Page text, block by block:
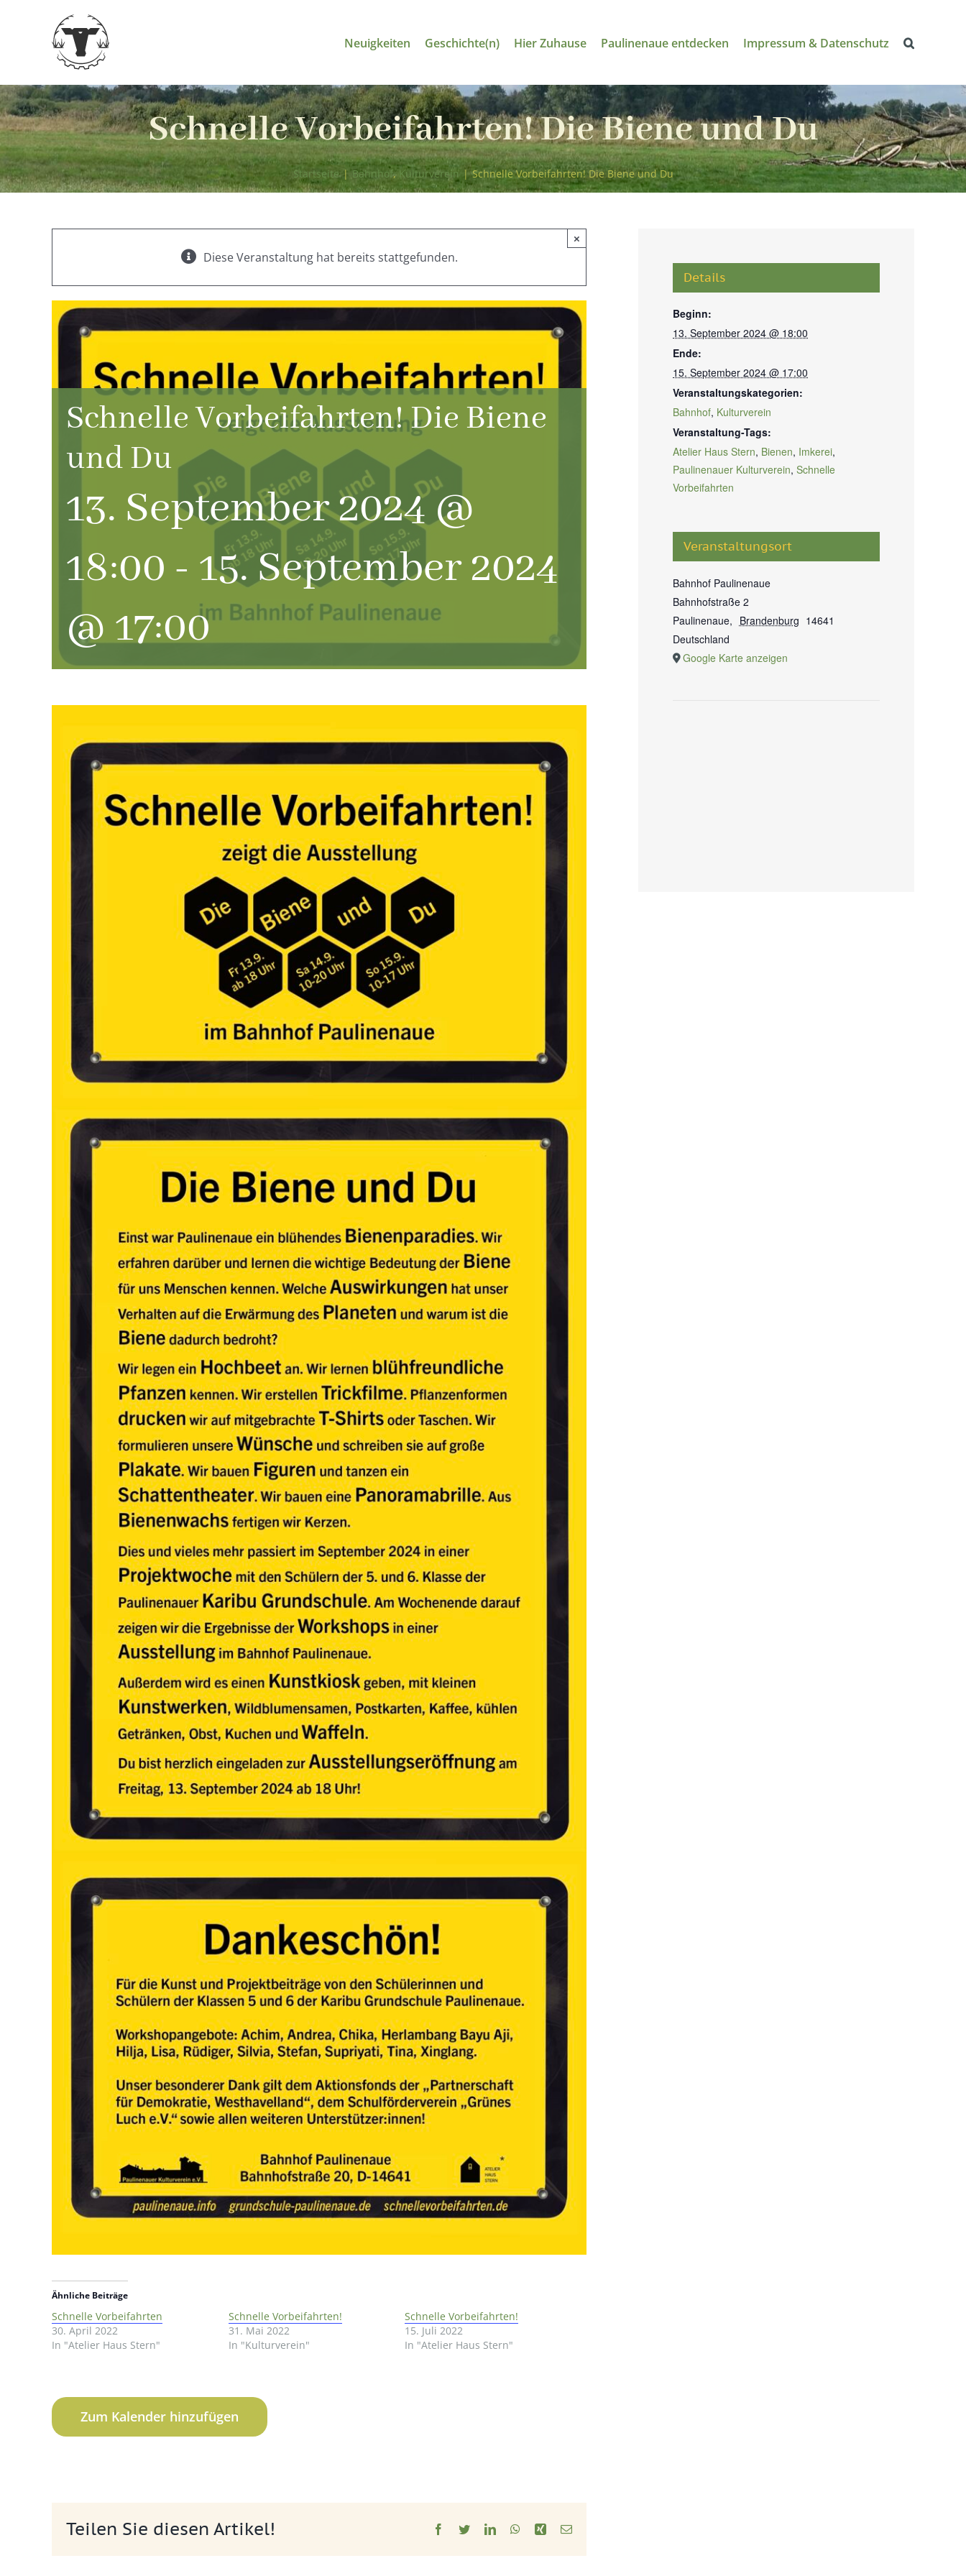
Neuigkeiten Geschichte(n) Hier Zuhause Paulinenaue entdecken Impressum & Datenschutz
Schnelle Vorbeifahrten! Die Biene und Du
Startseite | Bahnhof,Kulturverein | Schnelle Vorbeifahrten! Die Biene und Du
Diese Veranstaltung hat bereits stattgefunden.
×
Schnelle Vorbeifahrten! Die Biene
und Du
13. September 2024 @
18:00 - 15. September 2024
@ 17:00
Ähnliche Beiträge
Schnelle Vorbeifahrten
30. April 2022
In "Atelier Haus Stern"
Schnelle Vorbeifahrten!
31. Mai 2022
In "Kulturverein"
Schnelle Vorbeifahrten!
15. Juli 2022
In "Atelier Haus Stern"
Zum Kalender hinzufügen
Teilen Sie diesen Artikel! Facebook
TwitterLinkedInWhatsApp
Xing E-
Details
Beginn:
13. September 2024 @ 18:00
Ende:
15. September 2024 @ 17:00
Veranstaltungskategorien:
Bahnhof, Kulturverein
Veranstaltung-Tags:
Atelier Haus Stern, Bienen, Imkerei,
Paulinenauer Kulturverein, Schnelle
Vorbeifahrten
Veranstaltungsort
Bahnhof Paulinenaue
Bahnhofstraße 2
Paulinenaue, Brandenburg 14641
Deutschland
Google Karte anzeigen